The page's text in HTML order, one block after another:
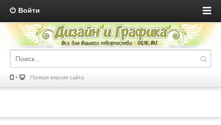
Войти
Полная версия сайта